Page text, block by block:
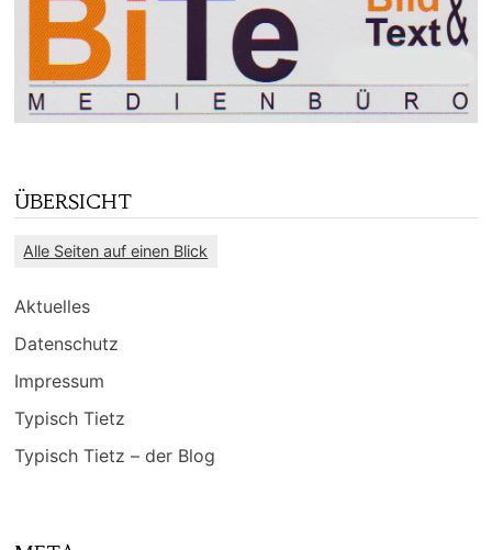
ÜBERSICHT
Alle Seiten auf einen Blick
Aktuelles
Datenschutz
Impressum
Typisch Tietz
Typisch Tietz – der Blog